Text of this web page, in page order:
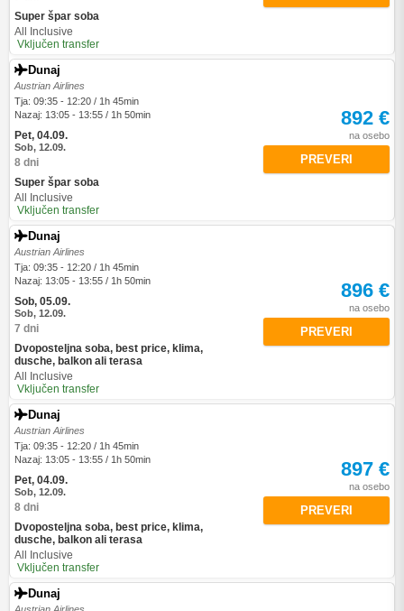
Super špar soba
All Inclusive
Vključen transfer
Dunaj
Austrian Airlines
Tja: 09:35 - 12:20 / 1h 45min
Nazaj: 13:05 - 13:55 / 1h 50min
Pet, 04.09.
Sob, 12.09.
8 dni
Super špar soba
All Inclusive
Vključen transfer
892 €
na osebo
PREVERI
Dunaj
Austrian Airlines
Tja: 09:35 - 12:20 / 1h 45min
Nazaj: 13:05 - 13:55 / 1h 50min
Sob, 05.09.
Sob, 12.09.
7 dni
Dvoposteljna soba, best price, klima,
dusche, balkon ali terasa
All Inclusive
Vključen transfer
896 €
na osebo
PREVERI
Dunaj
Austrian Airlines
Tja: 09:35 - 12:20 / 1h 45min
Nazaj: 13:05 - 13:55 / 1h 50min
Pet, 04.09.
Sob, 12.09.
8 dni
Dvoposteljna soba, best price, klima,
dusche, balkon ali terasa
All Inclusive
Vključen transfer
897 €
na osebo
PREVERI
Dunaj